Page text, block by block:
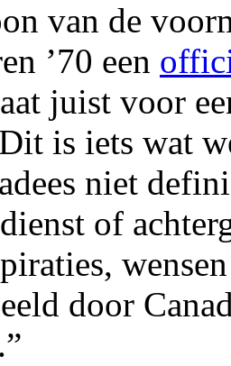
van de
’70 een
juist voor
is iets wat
niet
of
door